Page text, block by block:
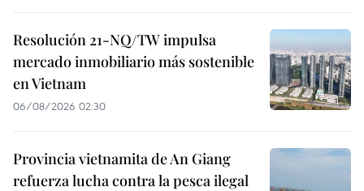
Resolución 21-NQ/TW impulsa
mercado inmobiliario más sostenible
en Vietnam
06/08/2026 02:30
Provincia vietnamita de An Giang
refuerza lucha contra la pesca ilegal